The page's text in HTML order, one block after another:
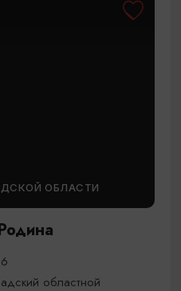
ОБЛАСТИ
областной